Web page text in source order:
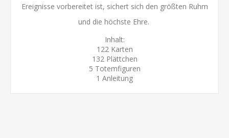
Ereignisse vorbereitet ist, sichert sich den größten Ruhm
und die höchste Ehre.
Inhalt:
122 Karten
132 Plättchen
5 Totemfiguren
1 Anleitung